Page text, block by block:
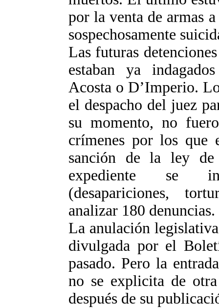
por la venta de armas
sospechosamente
Las futuras
estaban ya
Acosta o D’Imperio.
el despacho del juez
su momento, no
crímenes por los que
sanción de la ley de
expediente se
(desapariciones,
analizar 180 denuncias.
La anulación
divulgada por el
pasado. Pero la
no se explicita de
después de su